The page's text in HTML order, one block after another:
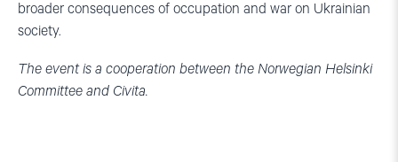
broader consequences of occupation and war on Ukrainian
society.
The event is a cooperation between the Norwegian Helsinki
Committee and Civita.